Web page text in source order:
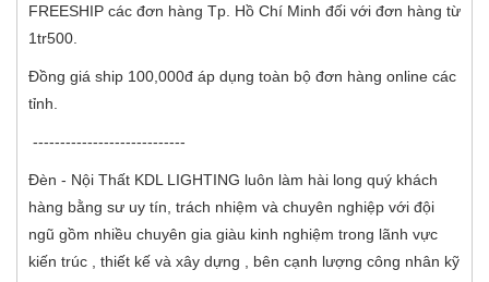
FREESHIP các đơn hàng Tp. Hồ Chí Minh đối với đơn hàng từ
1tr500.
Đồng giá ship 100,000đ áp dụng toàn bộ đơn hàng online các
tỉnh.
----------------------------
Đèn - Nội Thất KDL LIGHTING luôn làm hài long quý khách
hàng bằng sư uy tín, trách nhiệm và chuyên nghiệp với đội
ngũ gồm nhiều chuyên gia giàu kinh nghiệm trong lãnh vực
kiến trúc , thiết kế và xây dựng , bên cạnh lượng công nhân kỹ